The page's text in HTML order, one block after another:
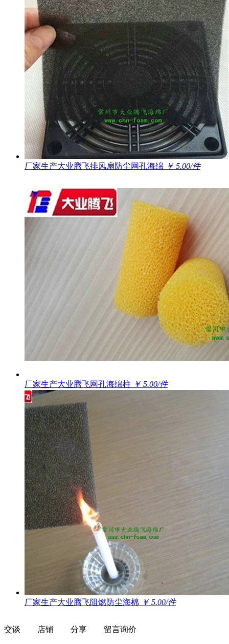
厂家生产大业腾飞排风扇防尘网孔海绵 ￥ 5.00/件
厂家生产大业腾飞网孔海绵柱 ￥ 5.00/件
厂家生产大业腾飞阻燃防尘海棉 ￥ 5.00/件
交谈 店铺 分享 留言询价